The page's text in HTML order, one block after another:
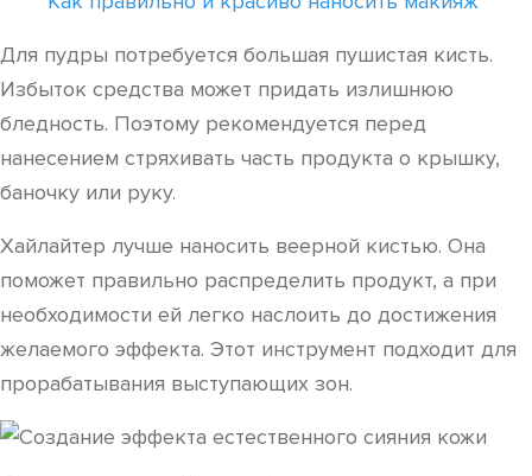
Для пудры потребуется большая пушистая кисть.
Избыток средства может придать излишнюю
бледность. Поэтому рекомендуется перед
нанесением стряхивать часть продукта о крышку,
баночку или руку.
Хайлайтер лучше наносить веерной кистью. Она
поможет правильно распределить продукт, а при
необходимости ей легко наслоить до достижения
желаемого эффекта. Этот инструмент подходит для
прорабатывания выступающих зон.